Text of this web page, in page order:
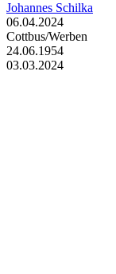
Johannes Schilka
06.04.2024
Cottbus/Werben
24.06.1954
03.03.2024